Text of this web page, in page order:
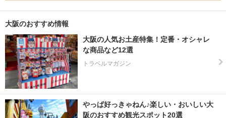
大阪のおすすめ情報
大阪の人気お土産特集！定番・オシャレ
な商品など12選
トラベルマガジン
やっぱ好っきゃねん♪楽しい・おいしい大
阪のおすすめ観光スポット20選